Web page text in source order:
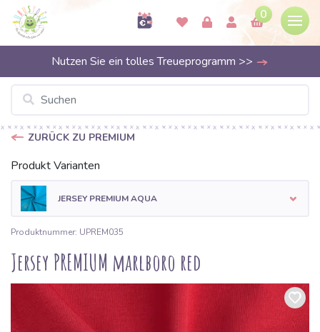
0
Nutzen Sie ein tolles Treueprogramm >>
ZURÜCK ZU PREMIUM
Produkt Varianten
JERSEY PREMIUM AQUA
Produktnummer: UPREM035
Jersey PREMIUM marlboro red